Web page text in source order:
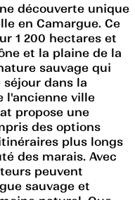
découverte unique
en Camargue. Ce
1 200 hectares et
et la plaine de la
sauvage qui
dans la
l'ancienne ville
propose une
des options
plus longs
des marais. Avec
peuvent
sauvage et